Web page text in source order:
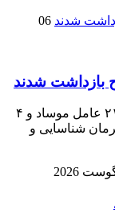
06
محمودآباد آنلاین : وزارت اطلاعات اعلام کرد: ۲۱ عامل موساد و ۴
شناسایی و